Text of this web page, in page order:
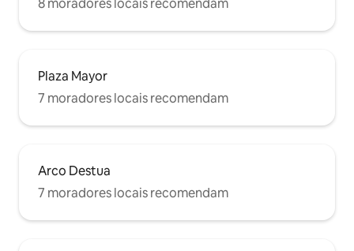
Plaza Mayor
7 moradores locais recomendam
Arco Destua
7 moradores locais recomendam